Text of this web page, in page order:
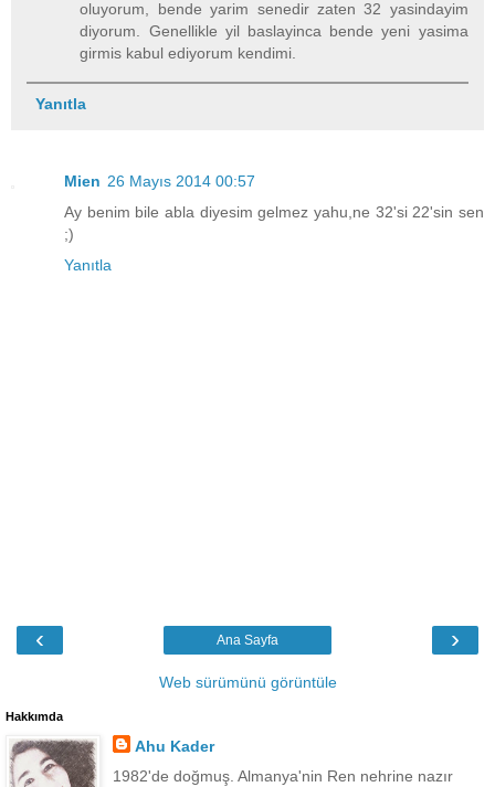
oluyorum, bende yarim senedir zaten 32 yasindayim
diyorum. Genellikle yil baslayinca bende yeni yasima
girmis kabul ediyorum kendimi.
Yanıtla
Mien 26 Mayıs 2014 00:57
Ay benim bile abla diyesim gelmez yahu,ne 32'si 22'sin sen
;)
Yanıtla
‹ ›
Ana Sayfa
Web sürümünü görüntüle
Hakkımda
Ahu Kader
1982'de doğmuş. Almanya'nin Ren nehrine nazır